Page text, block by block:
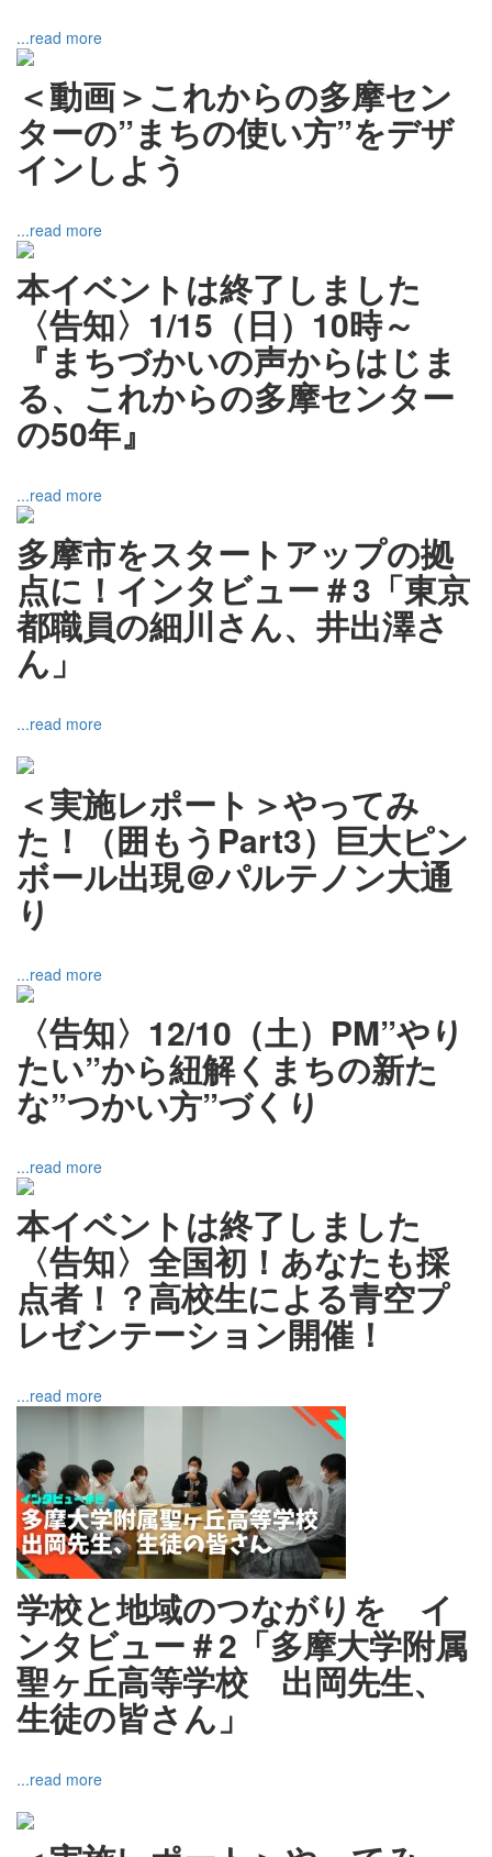
...read more
＜動画＞これからの多摩セン
ターの”まちの使い方”をデザ
インしよう
...read more
本イベントは終了しました
〈告知〉1/15（日）10時～
『まちづかいの声からはじま
る、これからの多摩センター
の50年』
...read more
多摩市をスタートアップの拠
点に！インタビュー＃3「東京
都職員の細川さん、井出澤さ
ん」
...read more
＜実施レポート＞やってみ
た！（囲もうPart3）巨大ピン
ボール出現＠パルテノン大通
り
...read more
〈告知〉12/10（土）PM”やり
たい”から紐解くまちの新た
な”つかい方”づくり
...read more
本イベントは終了しました
〈告知〉全国初！あなたも採
点者！？高校生による青空プ
レゼンテーション開催！
...read more
学校と地域のつながりを イ
ンタビュー＃2「多摩大学附属
聖ヶ丘高等学校 出岡先生、
生徒の皆さん」
...read more